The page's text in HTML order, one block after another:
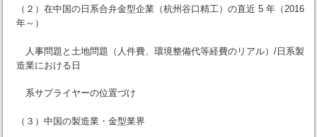
（２）在中国の日系合弁金型企業（杭州谷口精工）の直近 5 年（2016
年～）
人事問題と土地問題（人件費、環境整備代等経費のリアル）/日系製
造業における日
系サプライヤーの位置づけ
（３）中国の製造業・金型業界